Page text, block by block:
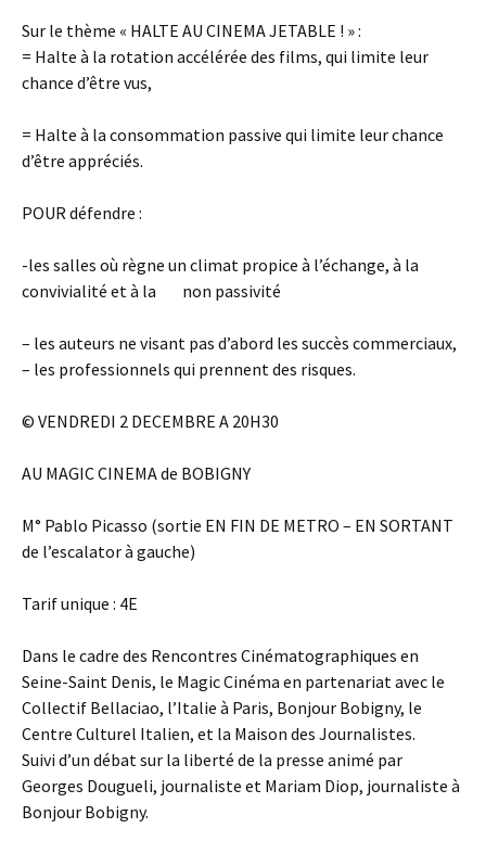
Sur le thème « HALTE AU CINEMA JETABLE ! » :
= Halte à la rotation accélérée des films, qui limite leur
chance d’être vus,
= Halte à la consommation passive qui limite leur chance
d’être appréciés.
POUR défendre :
-les salles où règne un climat propice à l’échange, à la
convivialité et à la non passivité
– les auteurs ne visant pas d’abord les succès commerciaux,
– les professionnels qui prennent des risques.
© VENDREDI 2 DECEMBRE A 20H30
AU MAGIC CINEMA de BOBIGNY
M° Pablo Picasso (sortie EN FIN DE METRO – EN SORTANT
de l’escalator à gauche)
Tarif unique : 4E
Dans le cadre des Rencontres Cinématographiques en
Seine-Saint Denis, le Magic Cinéma en partenariat avec le
Collectif Bellaciao, l’Italie à Paris, Bonjour Bobigny, le
Centre Culturel Italien, et la Maison des Journalistes.
Suivi d’un débat sur la liberté de la presse animé par
Georges Dougueli, journaliste et Mariam Diop, journaliste à
Bonjour Bobigny.